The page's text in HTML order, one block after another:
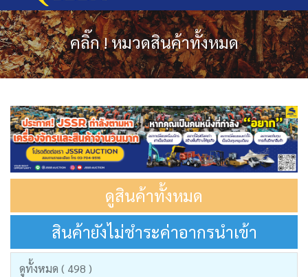
คลิ๊ก ! หมวดสินค้าทั้งหมด
ดูสินค้าทั้งหมด
สินค้ายังไม่ชำระค่าอากรนำเข้า
ดูทั้งหมด ( 498 )